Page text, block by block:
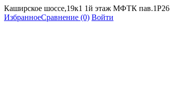
Каширское шоссе,19к1 1й этаж МФТК пав.1Р26
ИзбранноеСравнение (0) Войти